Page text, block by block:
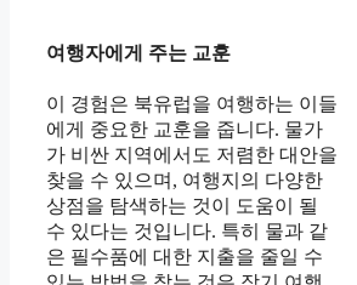
여행자에게 주는 교훈
이 경험은 북유럽을 여행하는 이들
에게 중요한 교훈을 줍니다. 물가
가 비싼 지역에서도 저렴한 대안을
찾을 수 있으며, 여행지의 다양한
상점을 탐색하는 것이 도움이 될
수 있다는 것입니다. 특히 물과 같
은 필수품에 대한 지출을 줄일 수